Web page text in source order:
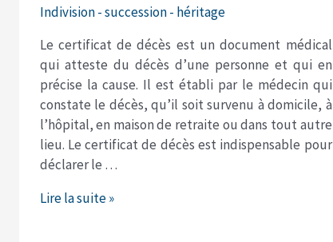
Indivision - succession - héritage
Le certificat de décès est un document médical
qui atteste du décès d’une personne et qui en
précise la cause. Il est établi par le médecin qui
constate le décès, qu’il soit survenu à domicile, à
l’hôpital, en maison de retraite ou dans tout autre
lieu. Le certificat de décès est indispensable pour
déclarer le …
certificat
décès
?
Lire la suite »